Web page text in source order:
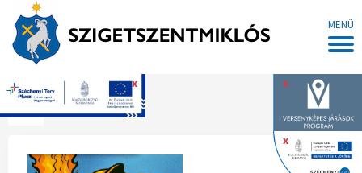
MENÜ
x
x
x
Főoldal